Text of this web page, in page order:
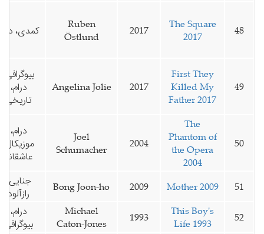
48
The Square
2017
2017
Ruben
Östlund
کمدی،
49
First They
Killed My
Father 2017
2017
Angelina Jolie
بیوگرافی،
درام،
تاریخی
50
The
Phantom of
the Opera
2004
2004
Joel
Schumacher
درام،
موزیکال،
عاشقانه
51
Mother 2009
2009
Bong Joon-ho
جنایی،
رازآلود
52
This Boy's
Life 1993
1993
Michael
Caton-Jones
درام،
بیوگرافی